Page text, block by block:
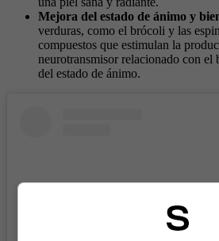
Mejora del estado de ánimo y
verduras, como el brócoli y las
compuestos que estimulan la
neurotransmisor relacionado con el
del estado de ánimo.